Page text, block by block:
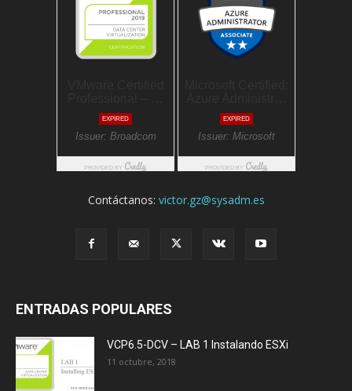
Contáctanos: victor.gz@sysadm.es
ENTRADAS POPULARES
VCP6.5-DCV – LAB 1 Instalando ESXi
11 octubre, 2018